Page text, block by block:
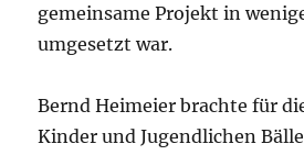
gemeinsame Projekt in
umgesetzt war.
Bernd Heimeier brachte für
Kinder und Jugendlichen